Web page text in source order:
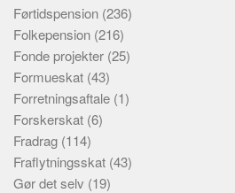
Førtidspension (236)
Folkepension (216)
Fonde projekter (25)
Formueskat (43)
Forretningsaftale (1)
Forskerskat (6)
Fradrag (114)
Fraflytningsskat (43)
Gør det selv (19)